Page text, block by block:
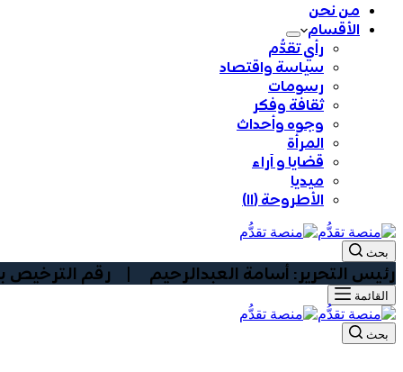
من نحن
الأقسام
رأي تقدُّم
سياسة واقتصاد
رسومات
ثقافة وفكر
وجوه وأحداث
المرأة
قضايا و آراء
ميديا
الأطروحة (١١)
بحث
رئيس التحرير: أسامة العبدالرحيم | رقم الترخيص بوزارة
القائمة
بحث